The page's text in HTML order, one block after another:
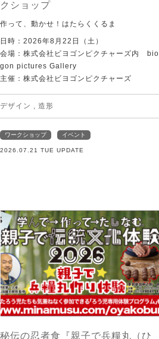
クショップ
作って、動かせ！はたらくくるま
日時：2026年8月22日（土）
会場：株式会社ビヨゴンピクチャーズ内 bio
gon pictures Gallery
主催：株式会社ビヨゴンピクチャーズ
デザイン , 造形
ワークショップ イベント
2026.07.21 TUE UPDATE
秘伝の忍者食『親子で兵糧丸（ひ